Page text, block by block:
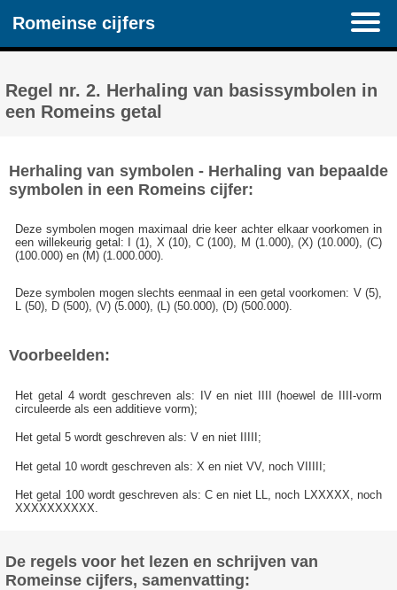
Romeinse cijfers
Regel nr. 2. Herhaling van basissymbolen in
een Romeins getal
Herhaling van symbolen - Herhaling van bepaalde
symbolen in een Romeins cijfer:
Deze symbolen mogen maximaal drie keer achter elkaar voorkomen in
een willekeurig getal: I (1), X (10), C (100), M (1.000), (X) (10.000), (C)
(100.000) en (M) (1.000.000).
Deze symbolen mogen slechts eenmaal in een getal voorkomen: V (5),
L (50), D (500), (V) (5.000), (L) (50.000), (D) (500.000).
Voorbeelden:
Het getal 4 wordt geschreven als: IV en niet IIII (hoewel de IIII-vorm
circuleerde als een additieve vorm);
Het getal 5 wordt geschreven als: V en niet IIIII;
Het getal 10 wordt geschreven als: X en niet VV, noch VIIIII;
Het getal 100 wordt geschreven als: C en niet LL, noch LXXXXX, noch
XXXXXXXXXX.
De regels voor het lezen en schrijven van
Romeinse cijfers, samenvatting: